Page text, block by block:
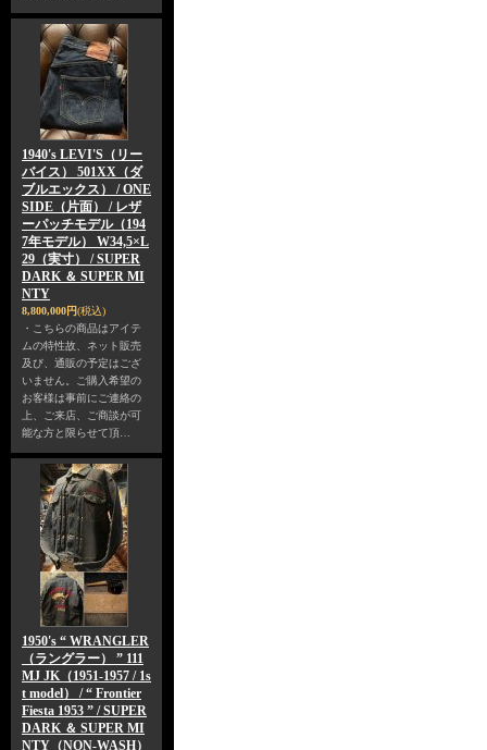
1940's LEVI'S（リー
バイス） 501XX（ダ
ブルエックス） / ONE
SIDE（片面） / レザ
ーパッチモデル（194
7年モデル） W34,5×L
29（実寸） / SUPER
DARK ＆ SUPER MI
NTY
8,800,000円(税込)
・こちらの商品はアイテ
ムの特性故、ネット販売
及び、通販の予定はござ
いません。ご購入希望の
お客様は事前にご連絡の
上、ご来店、ご商談が可
能な方と限らせて頂…
1950's “ WRANGLER
（ラングラー） ” 111
MJ JK（1951-1957 / 1s
t model） / “ Frontier
Fiesta 1953 ” / SUPER
DARK ＆ SUPER MI
NTY（NON-WASH）